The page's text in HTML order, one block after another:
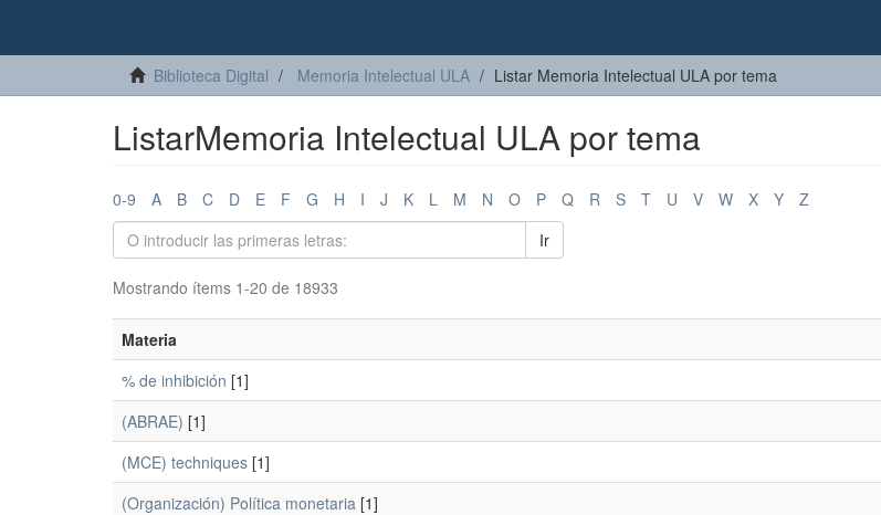
Biblioteca Digital Memoria Intelectual ULA Listar Memoria Intelectual ULA por tema
ListarMemoria Intelectual ULA por tema
0-9 A B C D E F G H I J K L M N O P Q R S T U V W X Y
Z
Ir
Mostrando ítems 1-20 de 18933
Materia
% de inhibición [1]
(ABRAE) [1]
(MCE) techniques [1]
(Organización) Política monetaria [1]